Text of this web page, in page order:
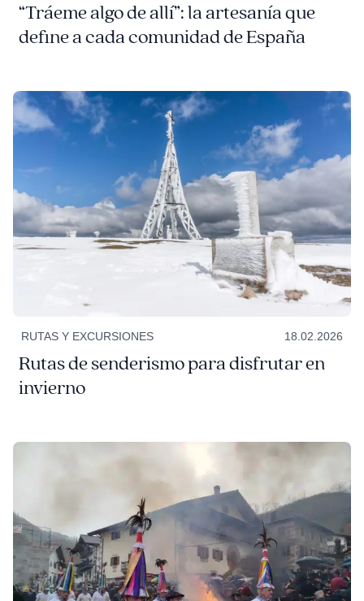
“Tráeme algo de allí”: la artesanía que
define a cada comunidad de España
RUTAS Y EXCURSIONES 18.02.2026
Rutas de senderismo para disfrutar en
invierno